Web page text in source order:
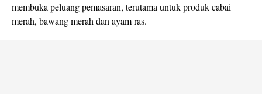
membuka peluang pemasaran, terutama untuk produk cabai
merah, bawang merah dan ayam ras.